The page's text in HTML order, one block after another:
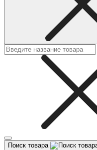
Поиск товара